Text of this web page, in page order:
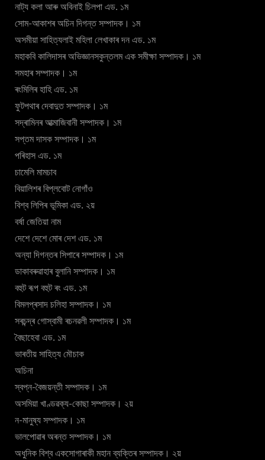
নাট্য কলা আৰু অবিনাই চিলপা এড. ১ম
সোম-আকাশৰ অচিন দিগন্ত সম্পাদক। ১ম
অসমীয়া সাহিত্যলাই মহিলা লেখাকাৰ দন এড. ১ম
মহাকবি কালিদাসৰ অভিজ্ঞানসকুন্তলম এক সমীক্ষা সম্পাদক। ১ম
সমহাৰ সম্পাদক। ১ম
ৰংমিলিৰ হাহি এড. ১ম
ফুটপথাৰ দেবাদুত সম্পাদক। ১ম
সদ্ৰামিনৰ আত্মাজিবানী সম্পাদক। ১ম
সপ্তম দাসক সম্পাদক। ১ম
পৰিহাস এড. ১ম
চামেলি মামচাব
বিয়ালিশৰ বিপ্লবোট নোগাঁও
বিশ্ব লিপিৰ ভূমিকা এড. ২য়
বৰ্ষা জেতিয়া নাম
দেশে দেশে মোৰ দেশ এড. ১ম
অন্যা দিগন্তৰ সিপাৰে সম্পাদক। ১ম
ডাকাবৰুৱাহাৰ বুলানি সম্পাদক। ১ম
বহুট ৰূপ বহুট ৰং এড. ১ম
বিমলপ্ৰসাদ চলিহা সম্পাদক। ১ম
সৰচন্দ্ৰ গোস্বামী ৰচনৱলী সম্পাদক। ১ম
বৈছাহেবা এড. ১ম
ভাৰতীয় সাহিত্য মৌচাক
অচিনা
স্বপ্ন-বৈজয়ন্তী সম্পাদক। ১ম
অসমিয়া খাণ্ডৱক্য-কোছা সম্পাদক। ২য়
ন-মানুষ্য সম্পাদক। ১ম
ভালপোৱাৰ অৰন্ত সম্পাদক। ১ম
অধুনিক বিশ্ব একসোগাৰাকী মহান ব্যক্তিৰ সম্পাদক। ২য়